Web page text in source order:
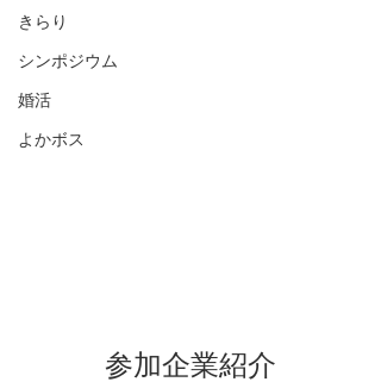
きらり
シンポジウム
婚活
よかボス
​参加企業紹介